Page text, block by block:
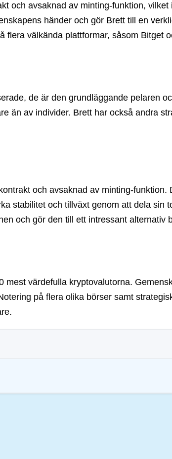
och avsaknad av minting-funktion,
händer och gör Brett till en
flera välkända plattformar, såsom Bitget
de är den grundläggande pelaren
än av individer. Brett har också andra
och avsaknad av minting-
stabilitet och tillväxt genom att dela sin
och gör den till ett intressant alternativ
värdefulla kryptovalutorna.
på flera olika börser samt
(t.ex. energiintensiv mining), främja transparens
som minskar risker och främjar förtroende för digitala